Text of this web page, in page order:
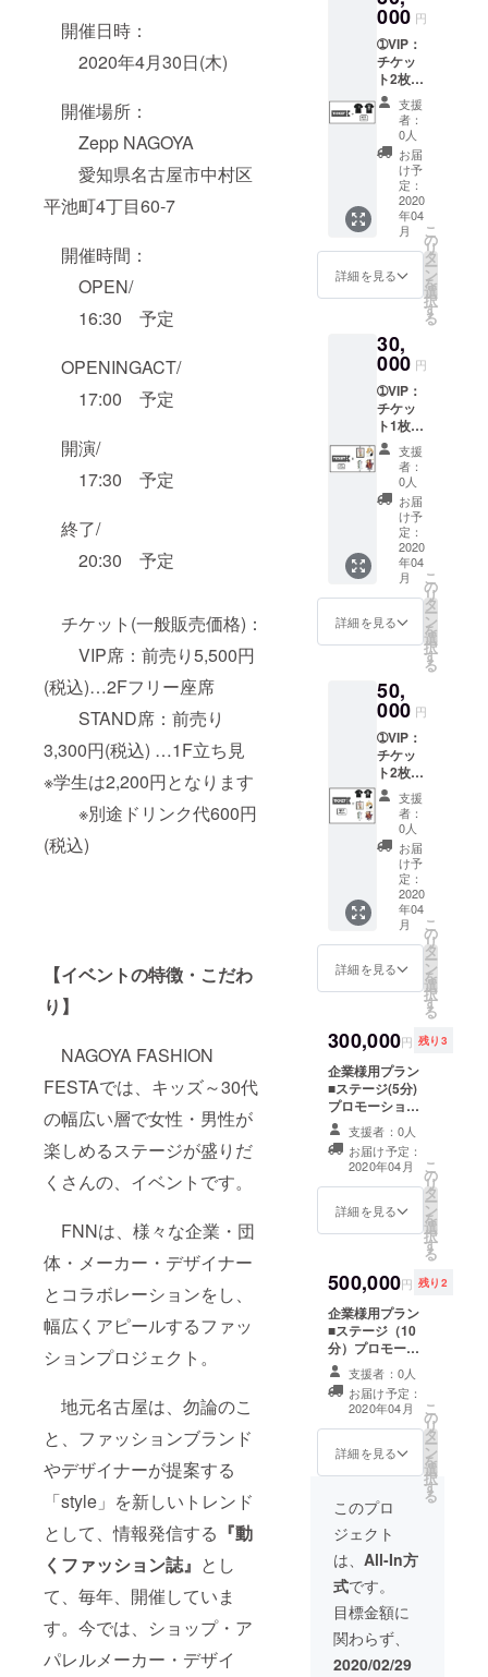
開催日時：
2020年4月30日(木)
開催場所：
Zepp NAGOYA
愛知県名古屋市中村区
平池町4丁目60‐7
開催時間：
OPEN/
16:30 予定
OPENINGACT/
17:00 予定
開演/
17:30 予定
終了/
20:30 予定
チケット(一般販売価格)：
VIP席：前売り5,500円
(税込)…2Fフリー座席
STAND席：前売り
3,300円(税込) …1F立ち見
※学生は2,200円となります
※別途ドリンク代600円
(税込)
【イベントの特徴・こだわ
り】
NAGOYA FASHION
FESTAでは、キッズ～30代
の幅広い層で女性・男性が
楽しめるステージが盛りだ
くさんの、イベントです。
FNNは、様々な企業・団
体・メーカー・デザイナー
とコラボレーションをし、
幅広くアピールするファッ
ションプロジェクト。
地元名古屋は、勿論のこ
と、ファッションブランド
やデザイナーが提案する
「style」を新しいトレンド
として、情報発信する 『動
くファッション誌』 とし
て、毎年、開催していま
す。今では、ショップ・ア
パレルメーカー・デザイ
メッ
セージ
にてお
気軽に
お問い
合せ下
さい。
ありま
メッ
セージ
にてお
気軽に
お問い
合せ下
さい。
承くだ
さい。
リター
ンにつ
いて、
ご質
問、ご
要望等
ありま
したら
メッ
セージ
にてお
気軽に
お問い
合せ下
※サイ
ズ 縦25
センチ×
横32セ
ンチ
③ART-
YOICHI
RO デ
ザイン
半袖T
シャ
ツ 1枚
※サイ
ズ：S～
XLから
選んで
④FNN
限定ノ
ベル
ティ 1
点 ※チ
ケット
発送
は、イ
ベント5
日前ま
でに
は、発
送致し
ます。
商品に
関して
は、在
ありま
すの
日発送
の場合
もござ
いま
す。 あ
らかじ
めご了
承くだ
さい。
リター
ンにつ
いて
質問、
ご要望
らメッ
にてお
気軽に
お問い
合せ下
さい。
000 円
➀VIP：
チケッ
ト2枚
(ミスコ
ン投票
券付)
※2
階の座
席にな
りま
す。
②ART-
YOICHI
RO デ
ザイン
半袖T
ツ 2枚
※サ
イズ：S
～XLか
ら選ん
でいた
だけま
す。
③NFF
限定ノ
ベル
ティ 1
ケット
発送
は、イ
ベント5
送致し
ます。
商品に
関して
は、在
庫切れ
の制作
期間も
ありま
すの
で、別
日発送
の場合
もござ
いま
す。 あ
らかじ
リター
いて
は、ご
質問、
ご要望
等あり
ました
らメッ
にてお
気軽に
さい。
支援
者：
0人
お届
け予
定：
2020
年04
月
詳細を見る
こ
の
リ
タ
ー
ン
を
選
択
す
る
30,
000 円
➀VIP：
チケッ
ト1枚
(ミスコ
ン投票
券付)
※2
階の座
席にな
りま
す。
②YOIC
HIRO-
ART
GALLE
RY １点
ム付)
※4
点の中
から１
点選ん
でいた
だけま
す。
③NFF
限定ノ
ベル
ティ 1
ケット
発送
は、イ
ベント5
送致し
ます。
商品に
関して
は、在
庫切れ
の制作
期間も
ありま
すの
で、別
いま
らかじ
めご了
承くだ
さい。
リター
ンにつ
いて
質問、
ご要望
ました
らメッ
セージ
にてお
お問い
合せ下
さい。
支援
者：
0人
お届
け予
定：
2020
年04
月
詳細を見る
こ
の
リ
タ
ー
ン
を
選
択
す
る
50,
000 円
➀VIP：
チケッ
ト2枚
(ミスコ
ン投票
券付)
※2
階の座
席にな
りま
す。
②ART-
YOICHI
RO デ
ザイン
半袖T
枚
※サイ
ズ：S～
XLから
選んで
けま
す。
④YOIC
HIRO-
ART
RY １点
ム付)
※4
点の中
から１
点選ん
でいた
だけま
す。
⑤NFF
限定ノ
ベル
ティ 1
ケット
は、イ
ベント5
日前ま
でに
は、発
送致し
ます。
商品に
支援
者：
0人
お届
け予
定：
2020
年04
月
詳細を見る
こ
の
リ
タ
ー
ン
を
選
択
す
る
300,000円 残り3
企業様用プラン
■ステージ(5分)
プロモーション
プラン 企業協賛
に関して、協賛
詳細等やご質
問、ご要望等が
ありましたら
「メッセージ」
限あります。
支援者：0人
お届け予定：
2020年04月
詳細を見る
こ
の
リ
タ
ー
ン
を
選
択
す
る
500,000円 残り2
企業様用プラン
■ステージ（10
分）プロモー
ション+ブース出
展スペシャルプ
ラン 企業協賛に
関して、協賛詳
細等やご質問、
ご要望等があり
軽にお問い合わ
せ下さい。 ※締
切り期限ありま
す。
支援者：0人
お届け予定：
2020年04月
詳細を見る
こ
の
リ
タ
ー
ン
を
選
択
す
る
このプロ
ジェクト
は、 All-In方
式です。
目標金額に
関わらず、
2020/02/29